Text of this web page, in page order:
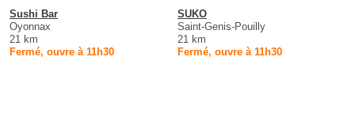
Sushi Bar
Oyonnax
21 km
Fermé, ouvre à 11h30
SUKO
Saint-Genis-Pouilly
21 km
Fermé, ouvre à 11h30